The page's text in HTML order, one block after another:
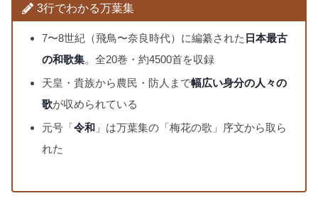
3行でわかる万葉集
7〜8世紀（飛鳥〜奈良時代）に編纂された 日本最古
の和歌集。全20巻・約4500首を収録
天皇・貴族から農民・防人まで幅広い身分の人々の
歌が収められている
元号「令和 」は万葉集の「梅花の歌」序文から取ら
れた